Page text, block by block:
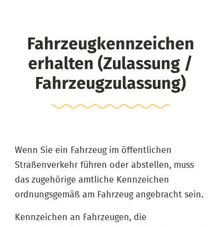
Fahrzeugkennzeichen
erhalten (Zulassung /
Fahrzeugzulassung)
Wenn Sie ein Fahrzeug im öffentlichen
Straßenverkehr führen oder abstellen, muss
das zugehörige amtliche Kennzeichen
ordnungsgemäß am Fahrzeug angebracht sein.
Kennzeichen an Fahrzeugen, die